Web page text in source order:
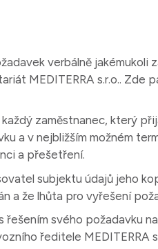
verbálně jakémukoli
MEDITERRA s.r.o.. Zde
zaměstnanec, který
a v nejbližším možném
a přešetření.
subjektu údajů jeho
a že lhůta pro vyřešení
svého požadavku
ředitele MEDITERRA